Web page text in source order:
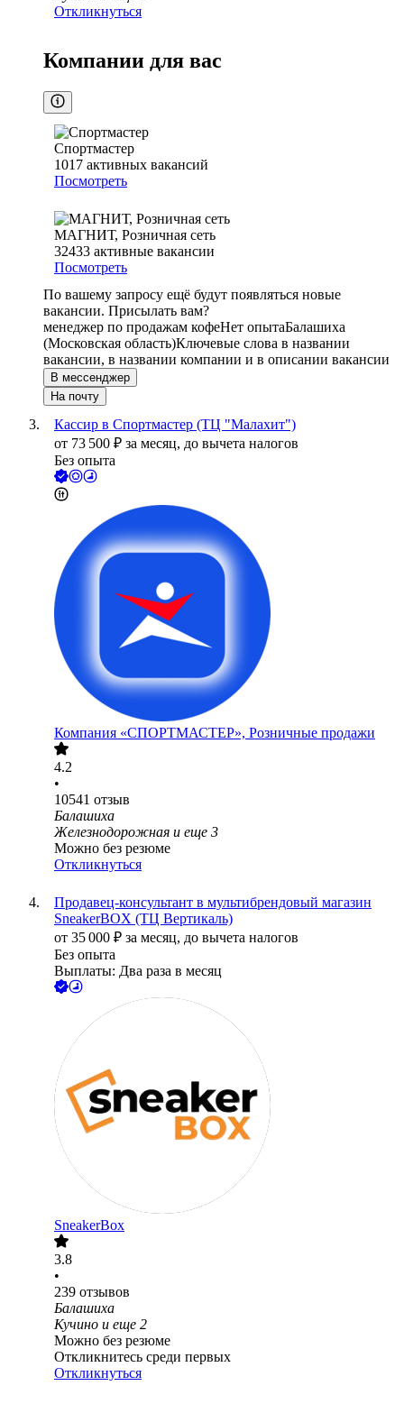
Откликнуться
Компании для вас
Спортмастер
1017 активных вакансий
Посмотреть
МАГНИТ, Розничная сеть
32433 активные вакансии
Посмотреть
По вашему запросу ещё будут появляться новые
вакансии. Присылать вам?
менеджер по продажам кофеНет опытаБалашиха
(Московская область)Ключевые слова в названии
вакансии, в названии компании и в описании вакансии
В мессенджер
На почту
Кассир в Спортмастер (ТЦ "Малахит")
от 73 500 ₽ за месяц, до вычета налогов
Без опыта
Компания «СПОРТМАСТЕР», Розничные продажи
4.2
•
10541 отзыв
Балашиха
Железнодорожная и еще 3
Можно без резюме
Откликнуться
Продавец-консультант в мультибрендовый магазин
SneakerBOX (ТЦ Вертикаль)
от 35 000 ₽ за месяц, до вычета налогов
Без опыта
Выплаты: Два раза в месяц
SneakerBox
3.8
•
239 отзывов
Балашиха
Кучино и еще 2
Можно без резюме
Откликнитесь среди первых
Откликнуться